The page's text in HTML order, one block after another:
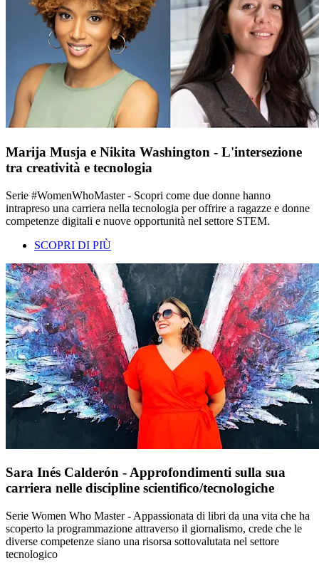
Marija Musja e Nikita Washington - L'intersezione
tra creatività e tecnologia
Serie #WomenWhoMaster - Scopri come due donne hanno
intrapreso una carriera nella tecnologia per offrire a ragazze e donne
competenze digitali e nuove opportunità nel settore STEM.
SCOPRI DI PIÙ
Sara Inés Calderón - Approfondimenti sulla sua
carriera nelle discipline scientifico/tecnologiche
Serie Women Who Master - Appassionata di libri da una vita che ha
scoperto la programmazione attraverso il giornalismo, crede che le
diverse competenze siano una risorsa sottovalutata nel settore
tecnologico